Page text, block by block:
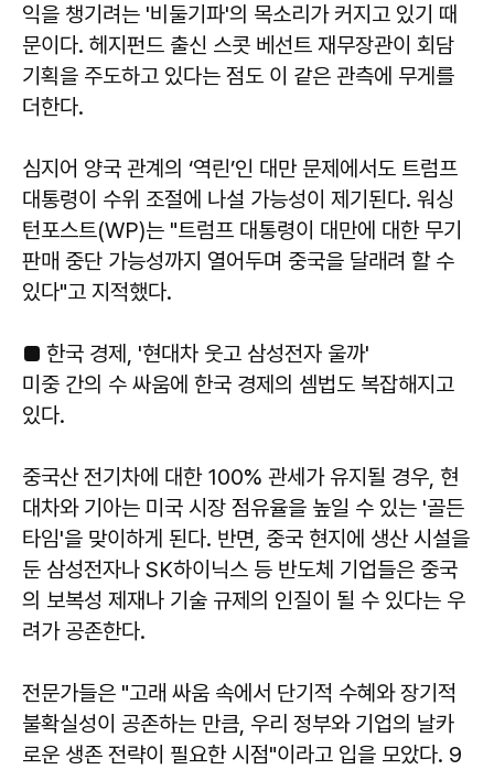
익을 챙기려는 '비둘기파'의 목소리가 커지고 있기 때
문이다. 헤지펀드 출신 스콧 베선트 재무장관이 회담
기획을 주도하고 있다는 점도 이 같은 관측에 무게를
더한다.
심지어 양국 관계의 ‘역린’인 대만 문제에서도 트럼프
대통령이 수위 조절에 나설 가능성이 제기된다. 워싱
턴포스트(WP)는 "트럼프 대통령이 대만에 대한 무기
판매 중단 가능성까지 열어두며 중국을 달래려 할 수
있다"고 지적했다.
■ 한국 경제, '현대차 웃고 삼성전자 울까'
미중 간의 수 싸움에 한국 경제의 셈법도 복잡해지고
있다.
중국산 전기차에 대한 100% 관세가 유지될 경우, 현
대차와 기아는 미국 시장 점유율을 높일 수 있는 '골든
타임'을 맞이하게 된다. 반면, 중국 현지에 생산 시설을
둔 삼성전자나 SK하이닉스 등 반도체 기업들은 중국
의 보복성 제재나 기술 규제의 인질이 될 수 있다는 우
려가 공존한다.
전문가들은 "고래 싸움 속에서 단기적 수혜와 장기적
불확실성이 공존하는 만큼, 우리 정부와 기업의 날카
로운 생존 전략이 필요한 시점"이라고 입을 모았다. 9